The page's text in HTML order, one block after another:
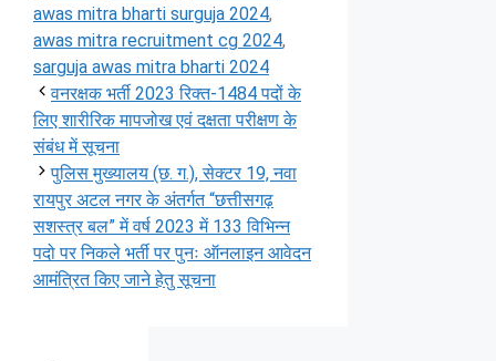
awas mitra bharti surguja 2024,
awas mitra recruitment cg 2024,
sarguja awas mitra bharti 2024
वनरक्षक भर्ती 2023 रिक्त-1484 पदों के
लिए शारीरिक मापजोख एवं दक्षता परीक्षण के
संबंध में सूचना
पुलिस मुख्यालय (छ. ग.), सेक्टर 19, नवा
रायपुर अटल नगर के अंतर्गत “छत्तीसगढ़
सशस्त्र बल” में वर्ष 2023 में 133 विभिन्न
पदो पर निकले भर्ती पर पुनः ऑनलाइन आवेदन
आमंत्रित किए जाने हेतु सूचना